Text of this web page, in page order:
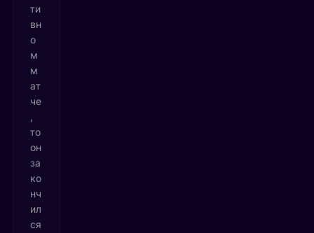
ти
вн
о
м
м
ат
че
то
он
за
ко
нч
ил
ся